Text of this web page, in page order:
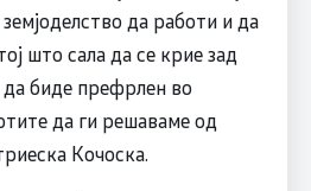
да работи и да
што сала да се крие зад
биде префрлен во
да ги решаваме од
Кочоска.